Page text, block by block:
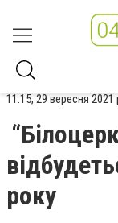
11:15, 29 вересня 2021
року